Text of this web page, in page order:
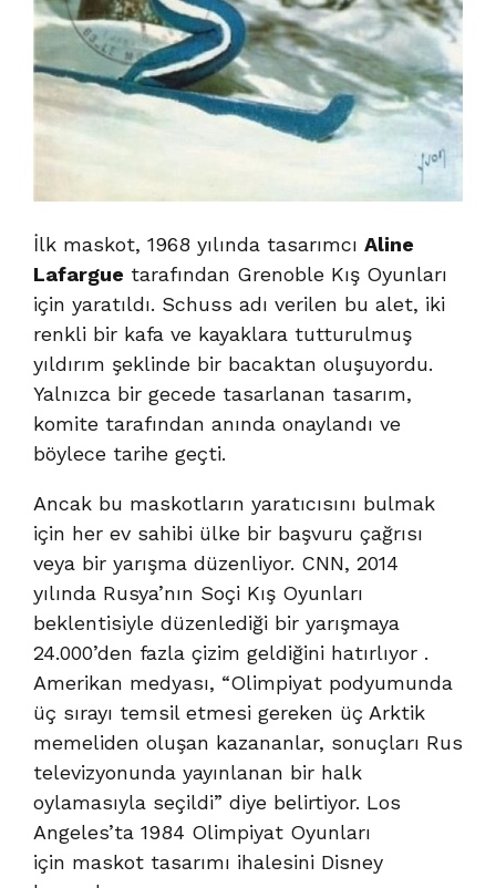
İlk maskot, 1968 yılında tasarımcı Aline
Lafargue tarafından Grenoble Kış Oyunları
için yaratıldı. Schuss adı verilen bu alet, iki
renkli bir kafa ve kayaklara tutturulmuş
yıldırım şeklinde bir bacaktan oluşuyordu.
Yalnızca bir gecede tasarlanan tasarım,
komite tarafından anında onaylandı ve
böylece tarihe geçti.
Ancak bu maskotların yaratıcısını bulmak
için her ev sahibi ülke bir başvuru çağrısı
veya bir yarışma düzenliyor. CNN, 2014
yılında Rusya’nın Soçi Kış Oyunları
beklentisiyle düzenlediği bir yarışmaya
24.000’den fazla çizim geldiğini hatırlıyor .
Amerikan medyası, “Olimpiyat podyumunda
üç sırayı temsil etmesi gereken üç Arktik
memeliden oluşan kazananlar, sonuçları Rus
televizyonunda yayınlanan bir halk
oylamasıyla seçildi” diye belirtiyor. Los
Angeles’ta 1984 Olimpiyat Oyunları
için maskot tasarımı ihalesini Disney